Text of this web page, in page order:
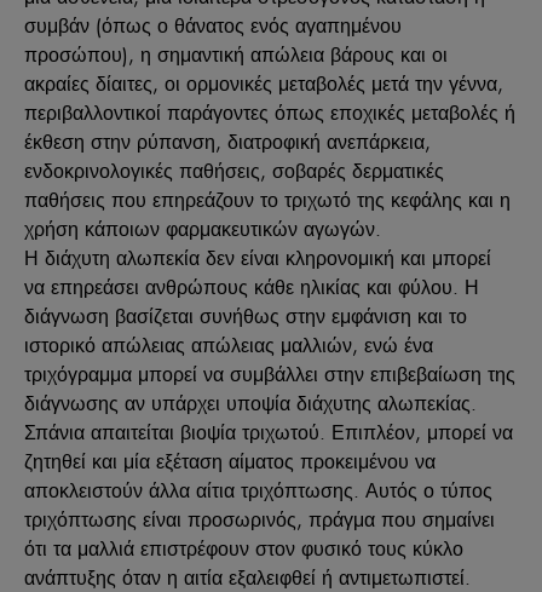
συμβάν (όπως ο θάνατος ενός αγαπημένου
προσώπου), η σημαντική απώλεια βάρους και οι
ακραίες δίαιτες, οι ορμονικές μεταβολές μετά την γέννα,
περιβαλλοντικοί παράγοντες όπως εποχικές μεταβολές ή
έκθεση στην ρύπανση, διατροφική ανεπάρκεια,
ενδοκρινολογικές παθήσεις, σοβαρές δερματικές
παθήσεις που επηρεάζουν το τριχωτό της κεφάλης και η
χρήση κάποιων φαρμακευτικών αγωγών.
Η διάχυτη αλωπεκία δεν είναι κληρονομική και μπορεί
να επηρεάσει ανθρώπους κάθε ηλικίας και φύλου. Η
διάγνωση βασίζεται συνήθως στην εμφάνιση και το
ιστορικό απώλειας απώλειας μαλλιών, ενώ ένα
τριχόγραμμα μπορεί να συμβάλλει στην επιβεβαίωση της
διάγνωσης αν υπάρχει υποψία διάχυτης αλωπεκίας.
Σπάνια απαιτείται βιοψία τριχωτού. Επιπλέον, μπορεί να
ζητηθεί και μία εξέταση αίματος προκειμένου να
αποκλειστούν άλλα αίτια τριχόπτωσης. Αυτός ο τύπος
τριχόπτωσης είναι προσωρινός, πράγμα που σημαίνει
ότι τα μαλλιά επιστρέφουν στον φυσικό τους κύκλο
ανάπτυξης όταν η αιτία εξαλειφθεί ή αντιμετωπιστεί.